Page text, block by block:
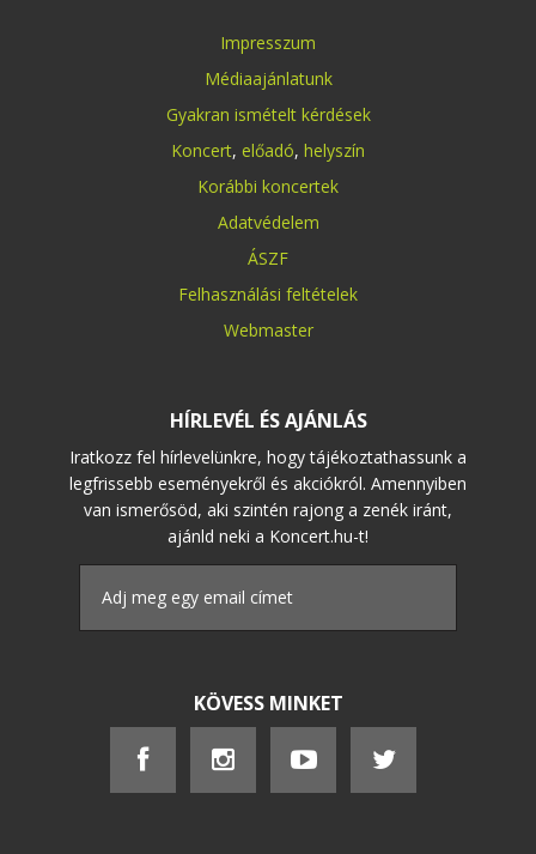
Impresszum
Médiaajánlatunk
Gyakran ismételt kérdések
Koncert, előadó, helyszín
Korábbi koncertek
Adatvédelem
ÁSZF
Felhasználási feltételek
Webmaster
HÍRLEVÉL ÉS AJÁNLÁS
Iratkozz fel hírlevelünkre, hogy tájékoztathassunk a
legfrissebb eseményekről és akciókról. Amennyiben
van ismerősöd, aki szintén rajong a zenék iránt,
ajánld neki a Koncert.hu-t!
KÖVESS MINKET